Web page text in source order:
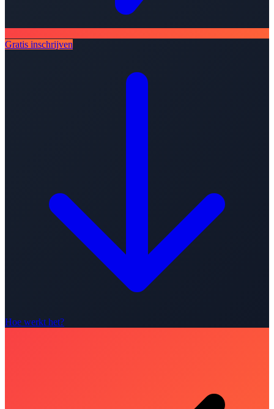
Gratis inschrijven
Hoe werkt het?